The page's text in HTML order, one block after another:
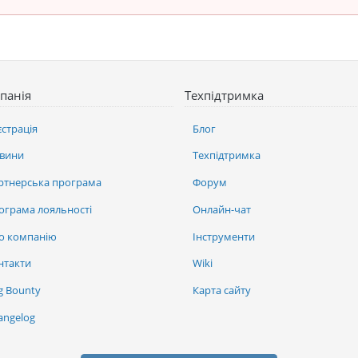
програма
лояльності
компанію
Bounty
Техпідтримка
Блог
Техпідтримка
Форум
Онлайн-чат
Інструменти
Wiki
Карта сайту